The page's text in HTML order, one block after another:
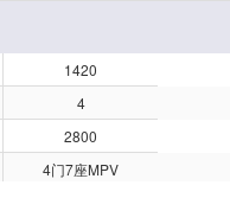
1420
4
2800
4门7座MPV